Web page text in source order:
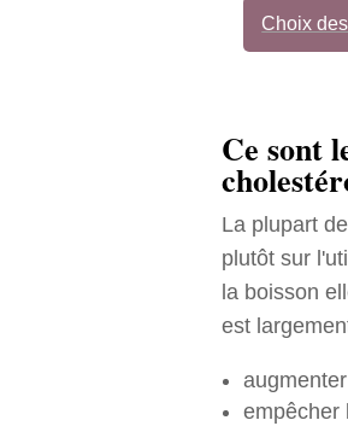
Choix
Ce sont
La plupart
plutôt sur
la boisson
est
empêcher